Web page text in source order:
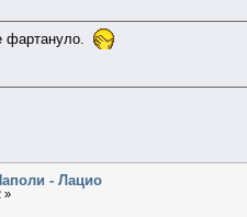
фартануло.
- Лацио
»